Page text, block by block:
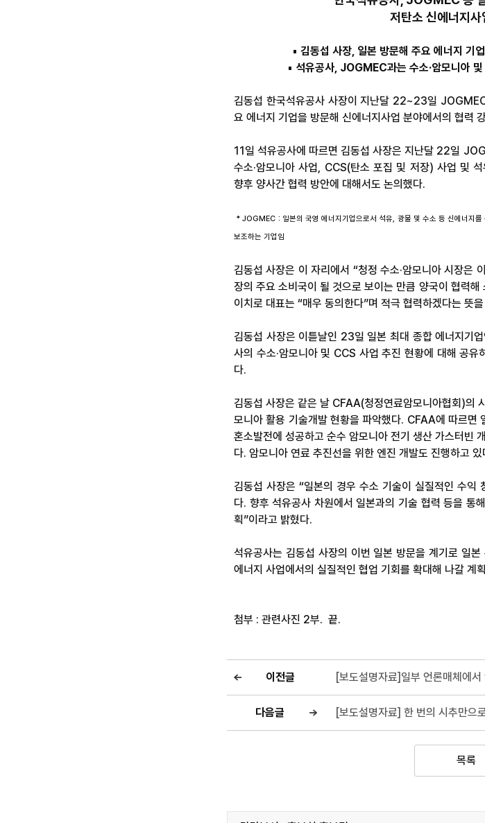
저탄소 신에너지
▪ 김동섭 사장, 일본 방문해 주요 에너지 기
▪ 석유공사, JOGMEC과는 수소·암모니아
김동섭 한국석유공사 사장이 지난달 22~23일
요 에너지 기업을 방문해 신에너지사업 분야에서의 협력
11일 석유공사에 따르면 김동섭 사장은 지난달 22일
수소·암모니아 사업, CCS(탄소 포집 및 저장) 사업 및
향후 양사간 협력 방안에 대해서도 논의했다.
* JOGMEC : 일본의 국영 에너지기업으로서 석유, 광물 및 수소 등 신에너지
보조하는 기업임
김동섭 사장은 이 자리에서 “청정 수소·암모니아 시장은
장의 주요 소비국이 될 것으로 보이는 만큼 양국이 협력
이치로 대표는 “매우 동의한다”며 적극 협력하겠다는 뜻
김동섭 사장은 이튿날인 23일 일본 최대 종합 에너지기
사의 수소·암모니아 및 CCS 사업 추진 현황에 대해 공
다.
김동섭 사장은 같은 날 CFAA(청정연료암모니아협회)의
모니아 활용 기술개발 현황을 파악했다. CFAA에 따르
혼소발전에 성공하고 순수 암모니아 전기 생산 가스터빈
다. 암모니아 연료 추진선을 위한 엔진 개발도 진행하고 있
김동섭 사장은 “일본의 경우 수소 기술이 실질적인 수
다. 향후 석유공사 차원에서 일본과의 기술 협력 등을 통
획”이라고 밝혔다.
석유공사는 김동섭 사장의 이번 일본 방문을 계기로 일
에너지 사업에서의 실질적인 협업 기회를 확대해 나갈 계
첨부 : 관련사진 2부. 끝.
이전글
다음글
목록